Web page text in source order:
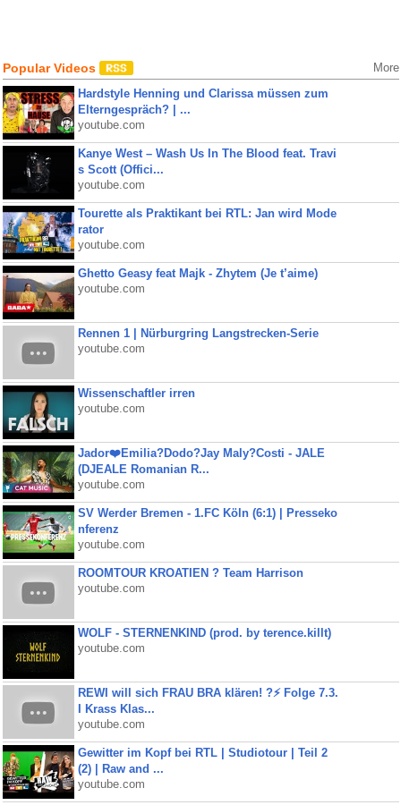
Popular Videos More
Hardstyle Henning und Clarissa müssen zum
Elterngespräch? | ...
youtube.com
Kanye West – Wash Us In The Blood feat. Travi
s Scott (Offici...
youtube.com
Tourette als Praktikant bei RTL: Jan wird Mode
rator
youtube.com
Ghetto Geasy feat Majk - Zhytem (Je t’aime)
youtube.com
Rennen 1 | Nürburgring Langstrecken-Serie
youtube.com
Wissenschaftler irren
youtube.com
Jador❤️Emilia?Dodo?Jay Maly?Costi - JALE
(DJEALE Romanian R...
youtube.com
SV Werder Bremen - 1.FC Köln (6:1) | Presseko
nferenz
youtube.com
ROOMTOUR KROATIEN ? Team Harrison
youtube.com
WOLF - STERNENKIND (prod. by terence.killt)
youtube.com
REWI will sich FRAU BRA klären! ?⚡️ Folge 7.3.
I Krass Klas...
youtube.com
Gewitter im Kopf bei RTL | Studiotour | Teil 2
(2) | Raw and ...
youtube.com